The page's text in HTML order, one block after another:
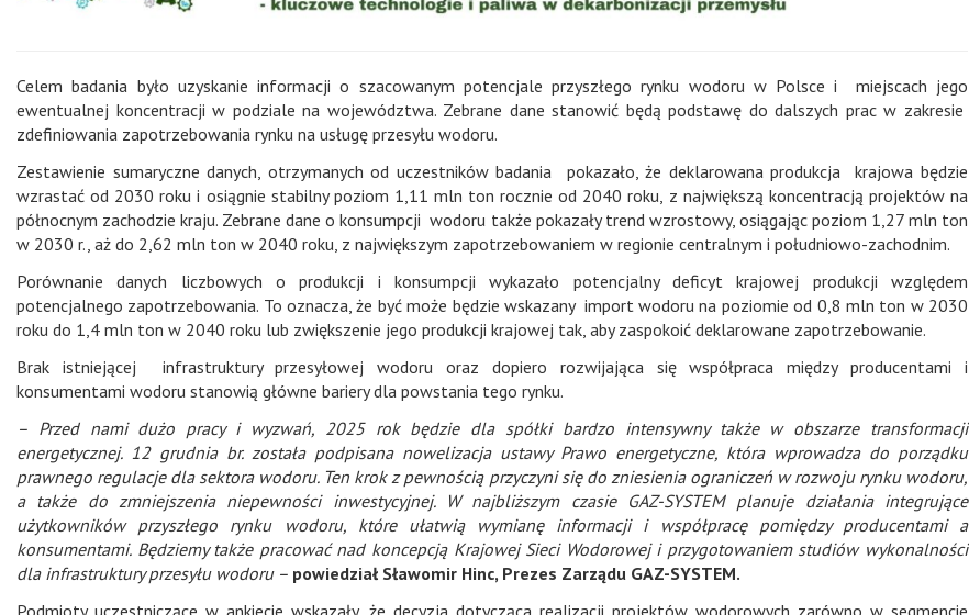
Celem badania było uzyskanie informacji o szacowanym potencjale przyszłego rynku wodoru w Polsce i miejscach jego
ewentualnej koncentracji w podziale na województwa. Zebrane dane stanowić będą podstawę do dalszych prac w zakresie
zdefiniowania zapotrzebowania rynku na usługę przesyłu wodoru.
Zestawienie sumaryczne danych, otrzymanych od uczestników badania pokazało, że deklarowana produkcja krajowa będzie
wzrastać od 2030 roku i osiągnie stabilny poziom 1,11 mln ton rocznie od 2040 roku, z największą koncentracją projektów na
północnym zachodzie kraju. Zebrane dane o konsumpcji wodoru także pokazały trend wzrostowy, osiągając poziom 1,27 mln ton
w 2030 r., aż do 2,62 mln ton w 2040 roku, z największym zapotrzebowaniem w regionie centralnym i południowo-zachodnim.
Porównanie danych liczbowych o produkcji i konsumpcji wykazało potencjalny deficyt krajowej produkcji względem
potencjalnego zapotrzebowania. To oznacza, że być może będzie wskazany import wodoru na poziomie od 0,8 mln ton w 2030
roku do 1,4 mln ton w 2040 roku lub zwiększenie jego produkcji krajowej tak, aby zaspokoić deklarowane zapotrzebowanie.
Brak istniejącej infrastruktury przesyłowej wodoru oraz dopiero rozwijająca się współpraca między producentami i
konsumentami wodoru stanowią główne bariery dla powstania tego rynku.
– Przed nami dużo pracy i wyzwań, 2025 rok będzie dla spółki bardzo intensywny także w obszarze transformacji
energetycznej. 12 grudnia br. została podpisana nowelizacja ustawy Prawo energetyczne, która wprowadza do porządku
prawnego regulacje dla sektora wodoru. Ten krok z pewnością przyczyni się do zniesienia ograniczeń w rozwoju rynku wodoru,
a także do zmniejszenia niepewności inwestycyjnej. W najbliższym czasie GAZ-SYSTEM planuje działania integrujące
użytkowników przyszłego rynku wodoru, które ułatwią wymianę informacji i współpracę pomiędzy producentami a
konsumentami. Będziemy także pracować nad koncepcją Krajowej Sieci Wodorowej i przygotowaniem studiów wykonalności
dla infrastruktury przesyłu wodoru – powiedział Sławomir Hinc, Prezes Zarządu GAZ-SYSTEM.
Podmioty uczestniczące w ankiecie wskazały, że decyzja dotycząca realizacji projektów wodorowych zarówno w segmencie